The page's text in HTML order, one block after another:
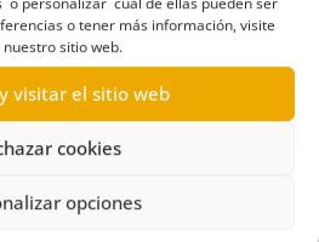
o tener más información, visite
nuestro sitio web.
visitar el sitio web
cookies
opciones